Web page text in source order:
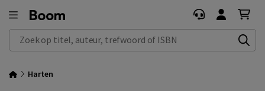
Zoek op titel, auteur, trefwoord of ISBN
Harten